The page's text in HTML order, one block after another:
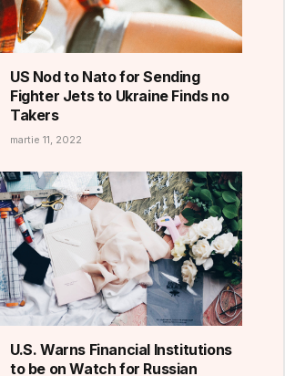
US Nod to Nato for Sending
Fighter Jets to Ukraine Finds no
Takers
martie 11, 2022
U.S. Warns Financial Institutions
to be on Watch for Russian